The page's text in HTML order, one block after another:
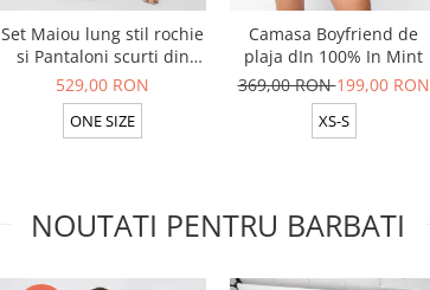
Set Maiou lung stil rochie
si Pantaloni scurti din
100% in Rose
529,00 RON
ONE SIZE
Camasa Boyfriend de
plaja dIn 100% In Mint
369,00 RON199,00 RON
XS-S
NOUTATI PENTRU BARBATI